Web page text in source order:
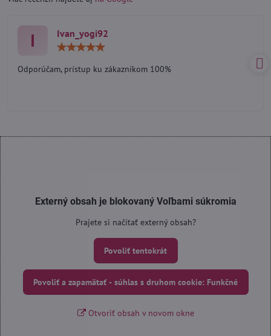
I Ivan_yogi92
5
Odporúčam, prístup ku zákazníkom 100%
Externý obsah je blokovaný Voľbami súkromia
Prajete si načítať externý obsah?
Povoliť tentokrát
Povoliť a zapamätať - súhlas s druhom cookie: Funkčné
Otvoriť obsah v novom okne